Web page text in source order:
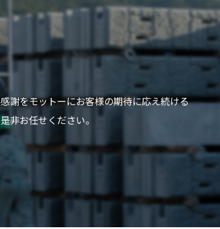
謝をモットーにお客様の期待に応え続ける
非お任せください。